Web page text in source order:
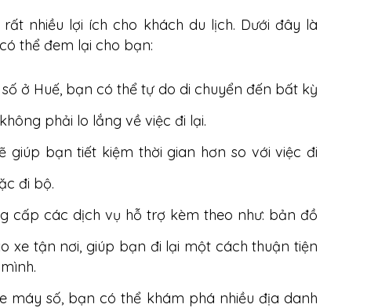
nhiều lợi ích cho khách du lịch. Dưới đây là
thể đem lại cho bạn:
ở Huế, bạn có thể tự do di chuyển đến bất kỳ
phải lo lắng về việc đi lại.
giúp bạn tiết kiệm thời gian hơn so với việc đi
đi bộ.
cấp các dịch vụ hỗ trợ kèm theo như: bản đồ
xe tận nơi, giúp bạn đi lại một cách thuận tiện
máy số, bạn có thể khám phá nhiều địa danh